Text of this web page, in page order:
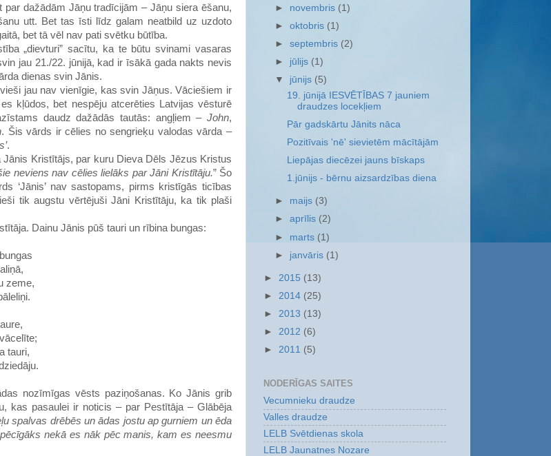
dažādām Jāņu tradīcijām – Jāņu siera ēšanu,
utt. Bet tas īsti līdz galam neatbild uz uzdoto
bet tā vēl nav pati svētku būtība.
„dievturi” sacītu, ka te būtu svinami vasaras
jau 21./22. jūnijā, kad ir īsākā gada nakts nevis
dienas svin Jānis.
jau nav vienīgie, kas svin Jāņus. Vāciešiem ir
kļūdos, bet nespēju atcerēties
Latvijas vēsturē
daudz dažādās tautās: angļiem –John,
. Šis vārds ir cēlies no sengrieķu valodas vārda –
.
Kristītājs, par kuru Dieva Dēls Jēzus Kristus
neviens nav cēlies lielāks par Jāni Kristītāju.” Šo
‘Jānis’ nav sastopams, pirms kristīgās ticības
tik augstu vērtējuši Jāni Kristītāju, ka tik plaši
. Dainu Jānis pūš tauri un rībina bungas:
zeme,
tauri,
nozīmīgas vēsts paziņošanas. KoJānis grib
, kas pasauleiir noticis – par Pestītāja–Glābēja
spalvas drēbēs un ādas jostu ap gurniem un ēda
nekā es nāk pēc manis, kam es neesmu
► novembris (1)
►oktobris (1)
►septembris (2)
► jūlijs (1)
▼ jūnijs (5)
19. jūnijā IESVĒTĪBAS 7 jauniem
draudzes locekļiem
Pār gadskārtu Jānits nāca
Pozitīvais 'nē' sievietēm mācītājām
Liepājas diecēzei jauns bīskaps
1.jūnijs - bērnu aizsardzības diena
► maijs (3)
►aprīlis (2)
► marts (1)
► janvāris (1)
► 2015 (13)
► 2014 (25)
► 2013 (13)
► 2012 (6)
► 2011 (5)
NODERĪGAS SAITES
Vecumnieku draudze
Valles draudze
LELB Svētdienas skola
LELB Jaunatnes Nozare